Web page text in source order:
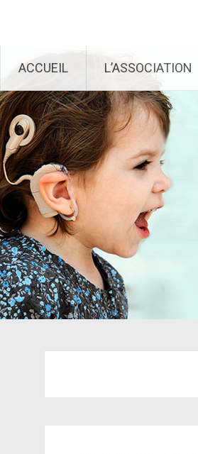
Aller au contenu principal
ACCUEIL L’ASSOCIATION